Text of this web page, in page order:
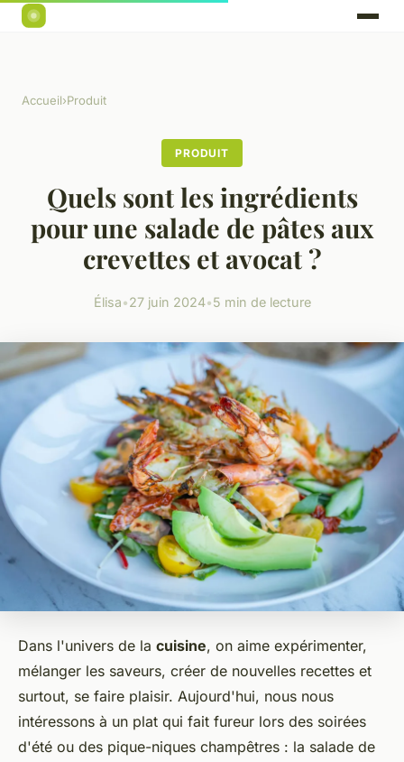
Accueil›Produit
PRODUIT
Quels sont les ingrédients
pour une salade de pâtes aux
crevettes et avocat ?
Élisa•27 juin 2024•5 min de lecture
Dans l'univers de la cuisine, on aime expérimenter,
mélanger les saveurs, créer de nouvelles recettes et
surtout, se faire plaisir. Aujourd'hui, nous nous
intéressons à un plat qui fait fureur lors des soirées
d'été ou des pique-niques champêtres : la salade de